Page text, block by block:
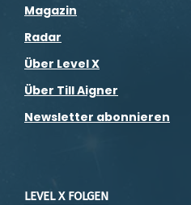
Magazin
Radar
Über Level X
Über Till Aigner
Newsletter abonnieren
LEVEL X FOLGEN